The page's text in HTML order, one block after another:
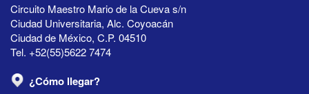
Circuito Maestro Mario de la Cueva s/n
Ciudad Universitaria, Alc. Coyoacán
Ciudad de México, C.P. 04510
Tel. +52(55)5622 7474
¿Cómo llegar?